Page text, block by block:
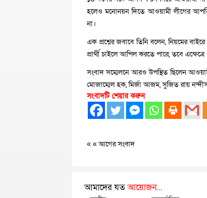
হলেও মনোনয়ন দিতে আওয়ামী লীগের
না।
এক প্রশ্নের জবাবে তিনি বলেন, নিয়মের
প্রার্থী চাইলে আপিল করতে পারে, তবে
সংবাদ সম্মেলনে আরও উপস্থিত ছিলেন
মোজাম্মেল হক, মির্জা আজম, সুজিত রায়
সংবাদটি শেয়ার করুন
« «আগের সংবাদ
আমাদের যতআয়োজন...